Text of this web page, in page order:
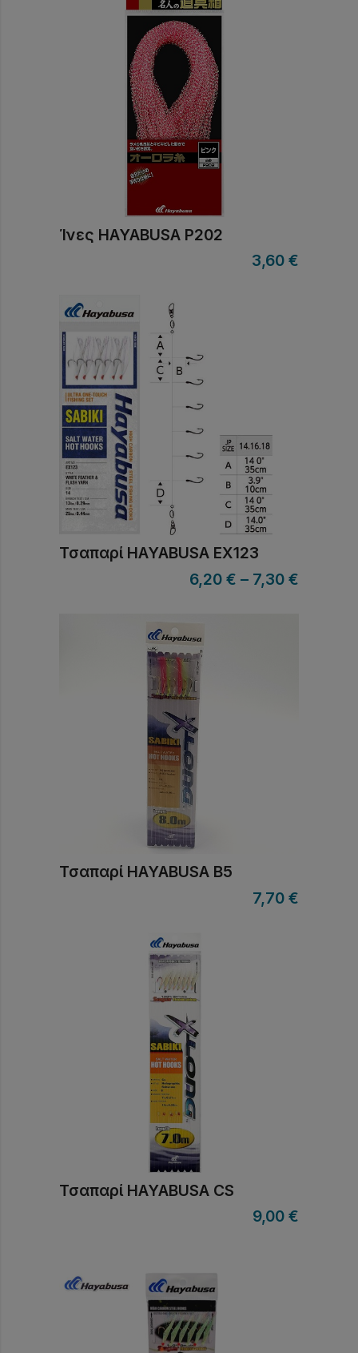
Ίνες HAYABUSA P202
3,60 €
Τσαπαρί HAYABUSA EX123
6,20 € – 7,30 €
Τσαπαρί HAYABUSA B5
7,70 €
Τσαπαρί HAYABUSA CS
9,00 €